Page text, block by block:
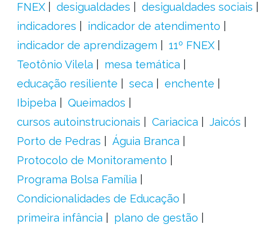
FNEX
desigualdades
desigualdades sociais
indicadores
indicador de atendimento
indicador de aprendizagem
11º FNEX
Teotônio Vilela
mesa temática
educação resiliente
seca
enchente
Ibipeba
Queimados
cursos autoinstrucionais
Cariacica
Jaicós
Porto de Pedras
Águia Branca
Protocolo de Monitoramento
Programa Bolsa Família
Condicionalidades de Educação
primeira infância
plano de gestão